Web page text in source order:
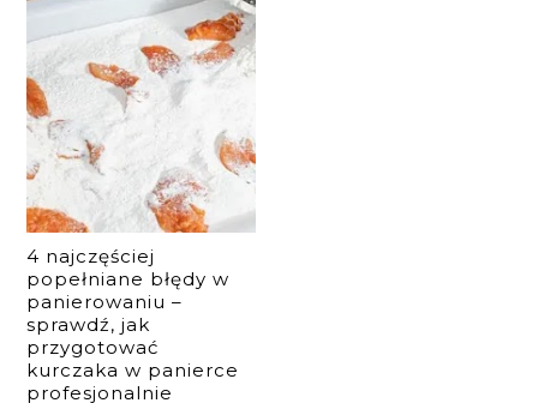
4 najczęściej
popełniane błędy w
panierowaniu –
sprawdź, jak
przygotować
kurczaka w panierce
profesjonalnie